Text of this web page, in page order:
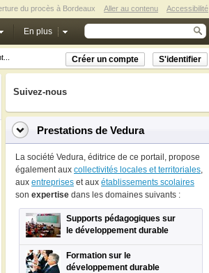
Accessibilité
Aller au contenu
du procès à Bordeaux
En plus
Créer un compte S'identifier
Suivez-nous
Prestations de Vedura
La société Vedura, éditrice de ce portail, propose
également aux collectivités locales et territoriales,
aux entreprises et aux établissements scolaires
son expertise dans les domaines suivants :
Supports pédagogiques sur
le développement durable
Formation sur le
développement durable